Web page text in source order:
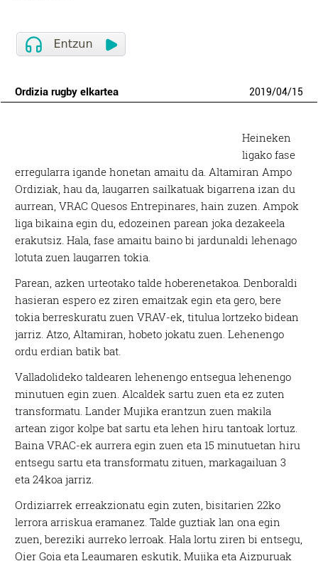
Ordizia rugby elkartea 2019/04/15
Heineken
ligako fase
erregularra igande honetan amaitu da. Altamiran Ampo
Ordiziak, hau da, laugarren sailkatuak bigarrena izan du
aurrean, VRAC Quesos Entrepinares, hain zuzen. Ampok
liga bikaina egin du, edozeinen parean joka dezakeela
erakutsiz. Hala, fase amaitu baino bi jardunaldi lehenago
lotuta zuen laugarren tokia.
Parean, azken urteotako talde hoberenetakoa. Denboraldi
hasieran espero ez ziren emaitzak egin eta gero, bere
tokia berreskuratu zuen VRAV-ek, titulua lortzeko bidean
jarriz. Atzo, Altamiran, hobeto jokatu zuen. Lehenengo
ordu erdian batik bat.
Valladolideko taldearen lehenengo entsegua lehenengo
minutuen egin zuen. Alcaldek sartu zuen eta ez zuten
transformatu. Lander Mujika erantzun zuen makila
artean zigor kolpe bat sartu eta lehen hiru tantoak lortuz.
Baina VRAC-ek aurrera egin zuen eta 15 minutuetan hiru
entsegu sartu eta transformatu zituen, markagailuan 3
eta 24koa jarriz.
Ordiziarrek erreakzionatu egin zuten, bisitarien 22ko
lerrora arriskua eramanez. Talde guztiak lan ona egin
zuen, bereziki aurreko lerroak. Hala lortu ziren bi entsegu,
Oier Goia eta Leaumaren eskutik, Mujika eta Aizpuruak